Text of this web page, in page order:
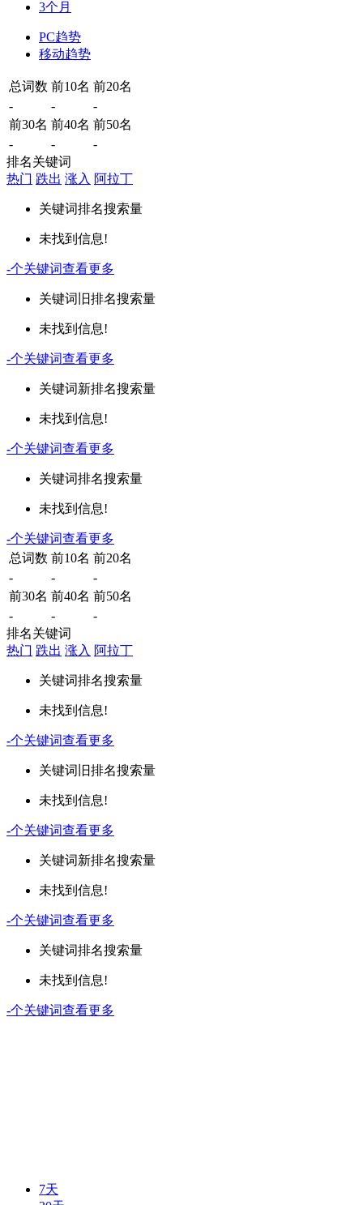
3个月
PC趋势
移动趋势
总词数 前10名 前20名
-
-
-
前30名 前40名 前50名
-
-
-
排名关键词
热门 跌出 涨入 阿拉丁
关键词排名搜索量
未找到信息!
-个关键词查看更多
关键词 旧排名搜索量
未找到信息!
-个关键词查看更多
关键词新排名搜索量
未找到信息!
-个关键词查看更多
关键词排名搜索量
未找到信息!
-个关键词查看更多
总词数 前10名 前20名
-
-
-
前30名 前40名 前50名
-
-
-
排名关键词
热门 跌出 涨入 阿拉丁
关键词排名搜索量
未找到信息!
-个关键词查看更多
关键词 旧排名搜索量
未找到信息!
-个关键词查看更多
关键词新排名搜索量
未找到信息!
-个关键词查看更多
关键词排名搜索量
未找到信息!
-个关键词查看更多
7天